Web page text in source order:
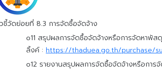
ชี้วัดย่อยที่ 8.3 การจัดซื้อจัดจ้าง
o11 สรุปผลการจัดซื้อจัดจ้างหรือการจัดหาพั
ลิ้งค์ : https://thaduea.go.th/purchase/
o12 รายงานสรุปผลการจัดซื้อจัดจ้างหรือกา